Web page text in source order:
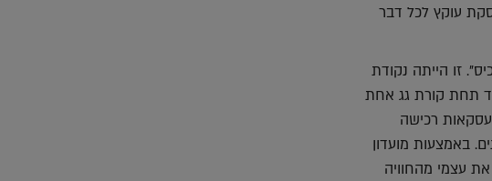
עוקץ לכל דבר
זו הייתה נקודת
תחת קורת גג אחת
רכישה
שאף אחד לא יצטרך לעבור את מה שאני עברתי אז לפני 13 שנים. באמצעות מועדון
עצמי מהחוויה